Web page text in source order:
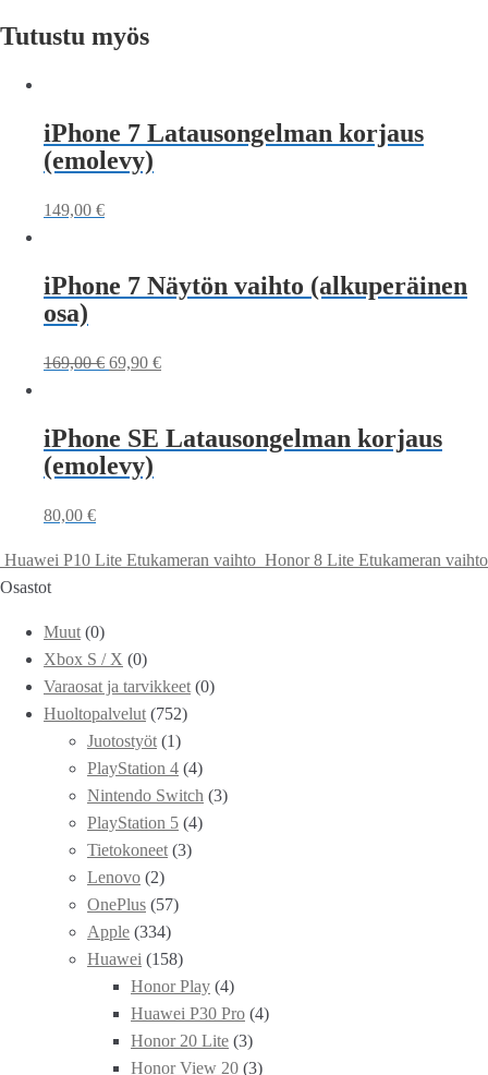
Tutustu myös
iPhone 7 Latausongelman korjaus
(emolevy)
149,00 €
iPhone 7 Näytön vaihto (alkuperäinen
osa)
169,00€ 69,90 €
iPhone SE Latausongelman korjaus
(emolevy)
80,00 €
Huawei P10 Lite Etukameran vaihto Honor 8 Lite Etukameran vaihto
Osastot
Muut (0)
Xbox S / X (0)
Varaosat ja tarvikkeet (0)
Huoltopalvelut (752)
Juotostyöt (1)
PlayStation 4 (4)
Nintendo Switch (3)
PlayStation 5 (4)
Tietokoneet (3)
Lenovo (2)
OnePlus (57)
Apple (334)
Huawei (158)
Honor Play (4)
Huawei P30 Pro (4)
Honor 20 Lite (3)
Honor View 20 (3)